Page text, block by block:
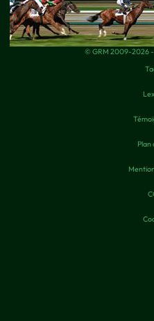
© GRM 2009-2026 -
Plan